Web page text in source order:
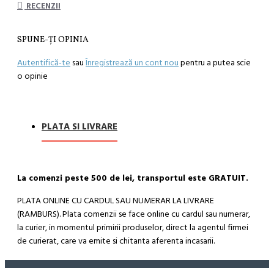
RECENZII
SPUNE-ŢI OPINIA
Autentifică-te sauÎnregistrează un cont nou pentru a putea scie
o opinie
PLATA SI LIVRARE
La comenzi peste 500 de lei, transportul este GRATUIT.
PLATA ONLINE CU CARDUL SAU NUMERAR LA LIVRARE
(RAMBURS). Plata comenzii se face online cu cardul sau numerar,
la curier, in momentul primirii produselor, direct la agentul firmei
de curierat, care va emite si chitanta aferenta incasarii.
Cum se face livrarea produselor: